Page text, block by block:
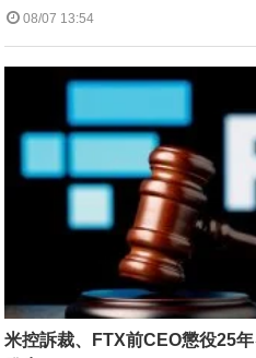
08/07 13:54
米控訴裁、FTX前CEO懲役25